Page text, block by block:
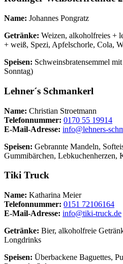
Name: Johannes Pongratz
Getränke: Weizen, alkoholfreies +
+ weiß, Spezi, Apfelschorle, Cola,
Speisen: Schweinsbratensemmel
Sonntag)
Lehner´s Schmankerl
Name: Christian Stroetmann
Telefonnummer: 0170 55 19914
E-Mail-Adresse: info@lehners-
Speisen: Gebrannte Mandeln,
Gummibärchen, Lebkuchenherzen,
Tiki Truck
Name: Katharina Meier
Telefonnummer: 0151 72106164
E-Mail-Adresse: info@tiki-truck.de
Getränke: Bier, alkoholfreie
Longdrinks
Speisen: Überbackene Baguettes,